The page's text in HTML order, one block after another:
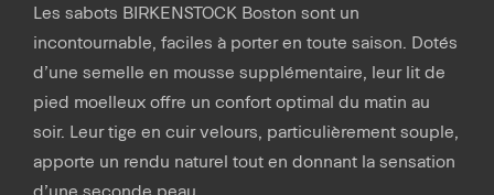
Les sabots BIRKENSTOCK Boston sont un
incontournable, faciles à porter en toute saison. Dotés
d’une semelle en mousse supplémentaire, leur lit de
pied moelleux offre un confort optimal du matin au
soir. Leur tige en cuir velours, particulièrement souple,
apporte un rendu naturel tout en donnant la sensation
d’une seconde peau.